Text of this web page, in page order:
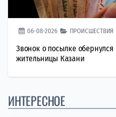
06-08-2026 ПРОИСШЕСТВИЯ
Звонок о посылке
жительницы Казани
ИНТЕРЕСНОЕ